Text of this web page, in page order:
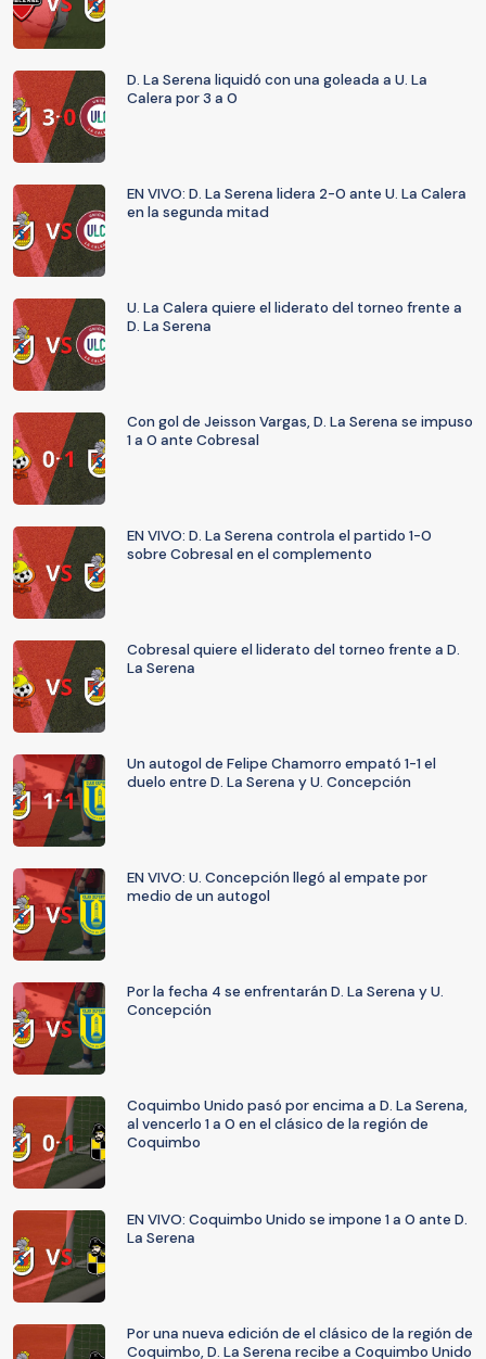
D. La Serena liquidó con una goleada a U. La
Calera por 3 a 0
EN VIVO: D. La Serena lidera 2-0 ante U. La Calera
en la segunda mitad
U. La Calera quiere el liderato del torneo frente a
D. La Serena
Con gol de Jeisson Vargas, D. La Serena se impuso
1 a 0 ante Cobresal
EN VIVO: D. La Serena controla el partido 1-0
sobre Cobresal en el complemento
Cobresal quiere el liderato del torneo frente a D.
La Serena
Un autogol de Felipe Chamorro empató 1-1 el
duelo entre D. La Serena y U. Concepción
EN VIVO: U. Concepción llegó al empate por
medio de un autogol
Por la fecha 4 se enfrentarán D. La Serena y U.
Concepción
Coquimbo Unido pasó por encima a D. La Serena,
al vencerlo 1 a 0 en el clásico de la región de
Coquimbo
EN VIVO: Coquimbo Unido se impone 1 a 0 ante D.
La Serena
Por una nueva edición de el clásico de la región de
Coquimbo, D. La Serena recibe a Coquimbo Unido